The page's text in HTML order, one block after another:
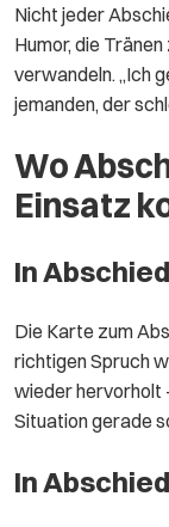
Nicht jeder
Humor, die
verwandeln. „Ich
jemanden, der
Wo
Einsatz
In
Die Karte zum
richtigen Spruch
wieder hervorholt
Situation gerade
In